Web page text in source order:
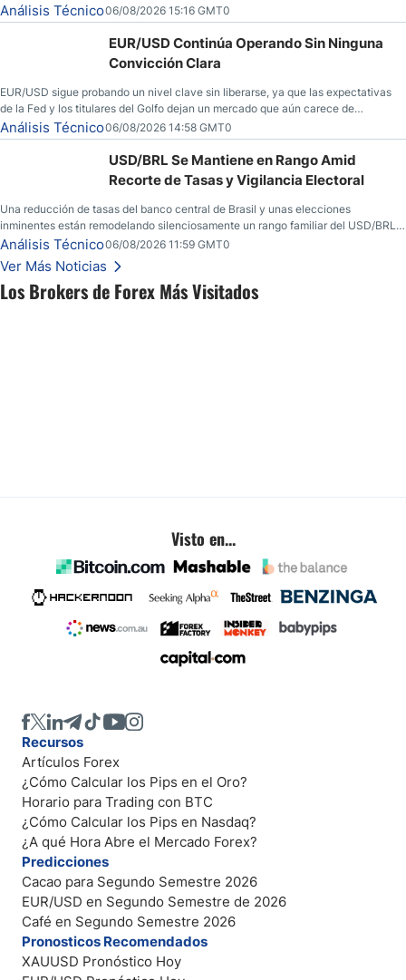
Los Brokers de Forex Más Visitados
dominado al mercado en las últimas semanas.
Análisis Técnico06/08/2026 15:16 GMT0
EUR/USD Continúa Operando Sin Ninguna
Convicción Clara
EUR/USD sigue probando un nivel clave sin liberarse, ya que las expectativas
de la Fed y los titulares del Golfo dejan un mercado que aún carece de
convicción real.
Análisis Técnico06/08/2026 14:58 GMT0
USD/BRL Se Mantiene en Rango Amid
Recorte de Tasas y Vigilancia Electoral
Una reducción de tasas del banco central de Brasil y unas elecciones
inminentes están remodelando silenciosamente un rango familiar del USD/BRL.
Una reducción de tasas por parte del banco central de Brasil y unas elecciones
inminentes están remodelando silenciosamente un rango familiar del USD/BRL.
Esto es lo que los traders están observando a continuación.
Análisis Técnico06/08/2026 11:59 GMT0
Ver Más Noticias
Visto en...
Recursos
Artículos Forex
¿Cómo Calcular los Pips en el Oro?
Horario para Trading con BTC
¿Cómo Calcular los Pips en Nasdaq?
¿A qué Hora Abre el Mercado Forex?
Predicciones
Cacao para Segundo Semestre 2026
EUR/USD en Segundo Semestre de 2026
Café en Segundo Semestre 2026
Pronosticos Recomendados
XAUUSD Pronóstico Hoy